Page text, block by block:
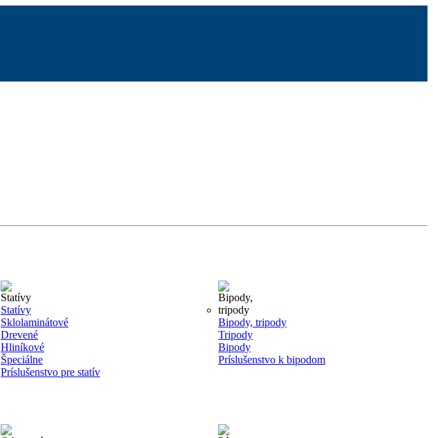
Statívy
Sklolaminátové
Drevené
Hliníkové
Špeciálne
Príslušenstvo pre statív
Bipody, tripody
Tripody
Bipody
Príslušenstvo k bipodom